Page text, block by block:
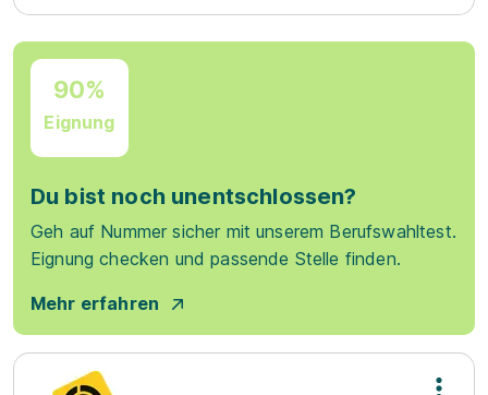
90%
Eignung
Du bist noch unentschlossen?
Geh auf Nummer sicher mit unserem Berufswahltest.
Eignung checken und passende Stelle finden.
Mehr erfahren